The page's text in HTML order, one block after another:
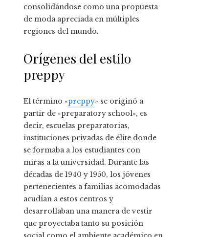
consolidándose como una propuesta
de moda apreciada en múltiples
regiones del mundo.
Orígenes del estilo
preppy
El término «preppy» se originó a
partir de «preparatory school», es
decir, escuelas preparatorias,
instituciones privadas de élite donde
se formaba a los estudiantes con
miras a la universidad. Durante las
décadas de 1940 y 1950, los jóvenes
pertenecientes a familias acomodadas
acudían a estos centros y
desarrollaban una manera de vestir
que proyectaba tanto su posición